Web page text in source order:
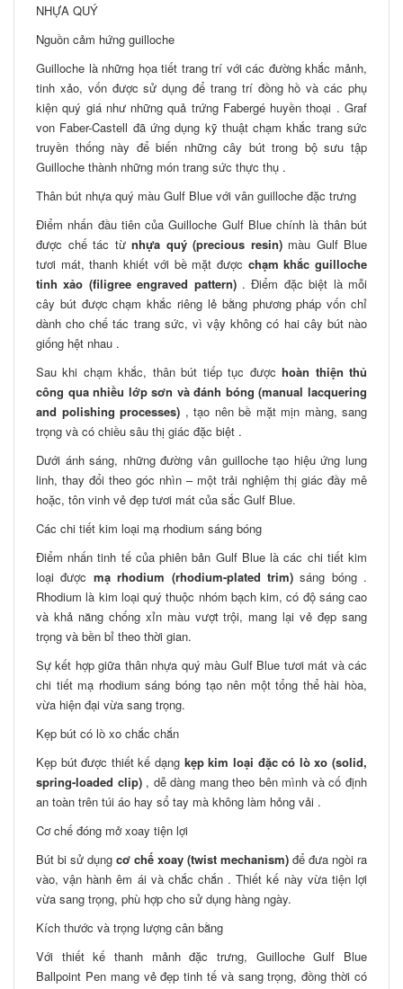
NHỰA QUÝ
Nguồn cảm hứng guilloche
Guilloche là những họa tiết trang trí với các đường khắc mảnh,
tinh xảo, vốn được sử dụng để trang trí đồng hồ và các phụ
kiện quý giá như những quả trứng Fabergé huyền thoại . Graf
von Faber-Castell đã ứng dụng kỹ thuật chạm khắc trang sức
truyền thống này để biến những cây bút trong bộ sưu tập
Guilloche thành những món trang sức thực thụ .
Thân bút nhựa quý màu Gulf Blue với vân guilloche đặc trưng
Điểm nhấn đầu tiên của Guilloche Gulf Blue chính là thân bút
được chế tác từ nhựa quý (precious resin)màu Gulf Blue
tươi mát, thanh khiết với bề mặt được chạm khắc guilloche
tinh xảo (filigree engraved pattern). Điểm đặc biệt là mỗi
cây bút được chạm khắc riêng lẻ bằng phương pháp vốn chỉ
dành cho chế tác trang sức, vì vậy không có hai cây bút nào
giống hệt nhau .
Sau khi chạm khắc, thân bút tiếp tục đượchoàn thiện thủ
công qua nhiều lớp sơn và đánh bóng (manual lacquering
and polishing processes) , tạo nên bề mặt mịn màng, sang
trọng và có chiều sâu thị giác đặc biệt .
Dưới ánh sáng, những đường vân guilloche tạo hiệu ứng lung
linh, thay đổi theo góc nhìn – một trải nghiệm thị giác đầy mê
hoặc, tôn vinh vẻ đẹp tươi mát của sắc Gulf Blue.
Các chi tiết kim loại mạ rhodium sáng bóng
Điểm nhấn tinh tế của phiên bản Gulf Blue là các chi tiết kim
loại được mạ rhodium (rhodium-plated trim)sáng bóng .
Rhodium là kim loại quý thuộc nhóm bạch kim, có độ sáng cao
và khả năng chống xỉn màu vượt trội, mang lại vẻ đẹp sang
trọng và bền bỉ theo thời gian.
Sự kết hợp giữa thân nhựa quý màu Gulf Blue tươi mát và các
chi tiết mạ rhodium sáng bóng tạo nên một tổng thể hài hòa,
vừa hiện đại vừa sang trọng.
Kẹp bút có lò xo chắc chắn
Kẹp bút được thiết kế dạng kẹp kim loại đặc có lò xo (solid,
spring-loaded clip), dễ dàng mang theo bên mình và cố định
an toàn trên túi áo hay sổ tay mà không làm hỏng vải .
Cơ chế đóng mở xoay tiện lợi
Bút bi sử dụng cơ chế xoay (twist mechanism) để đưa ngòi ra
vào, vận hành êm ái và chắc chắn . Thiết kế này vừa tiện lợi
vừa sang trọng, phù hợp cho sử dụng hàng ngày.
Kích thước và trọng lượng cân bằng
Với thiết kế thanh mảnh đặc trưng, Guilloche Gulf Blue
Ballpoint Pen mang vẻ đẹp tinh tế và sang trọng, đồng thời có